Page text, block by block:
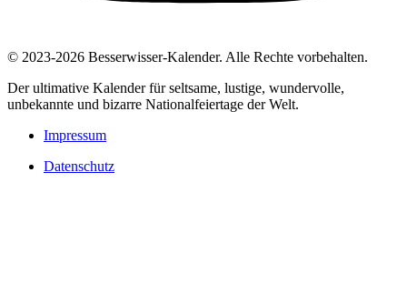
© 2023-2026 Besserwisser-Kalender. Alle Rechte vorbehalten.
Der ultimative Kalender für seltsame, lustige, wundervolle,
unbekannte und bizarre Nationalfeiertage der Welt.
Impressum
Datenschutz